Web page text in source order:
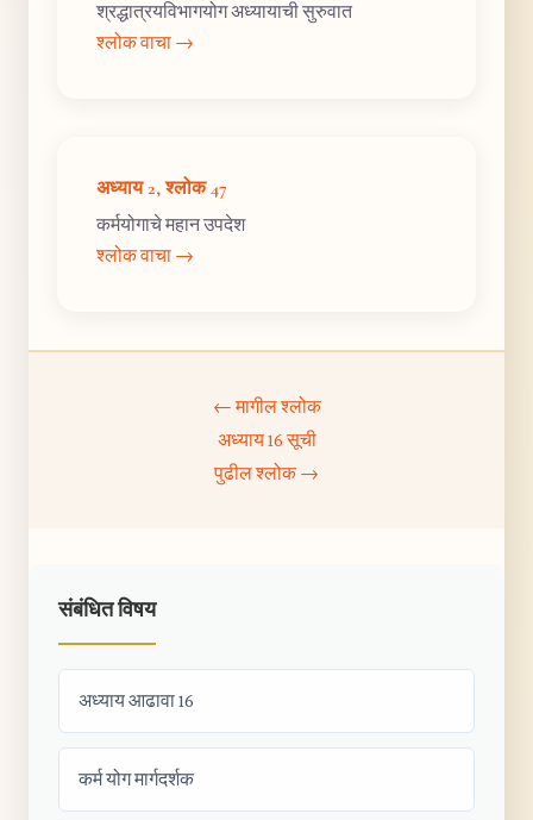
श्रद्धात्रयविभागयोग अध्यायाची सुरुवात
श्लोक वाचा →
अध्याय 2, श्लोक 47
कर्मयोगाचे महान उपदेश
श्लोक वाचा →
← मागील श्लोक
अध्याय 16 सूची
पुढील श्लोक →
संबंधित विषय
अध्याय आढावा 16
कर्म योग मार्गदर्शक